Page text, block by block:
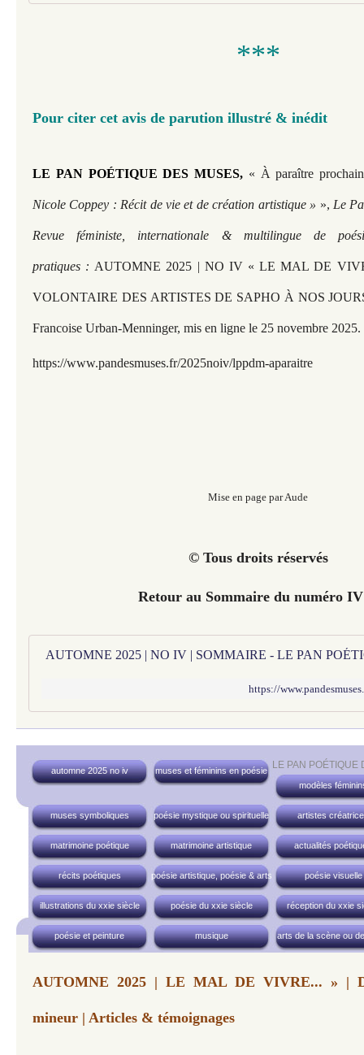
***
Pour citer cet avis de parution illustré & inédit
LE PAN POÉTIQUE DES MUSES, « À paraître
Nicole Coppey : Récit de vie et de création artistique » », Le
Revue féministe, internationale & multilingue de
pratiques : AUTOMNE 2025 | NO IV « LE MAL DE
VOLONTAIRE DES ARTISTES DE SAPHO À NOS
Francoise Urban-Menninger, mis en ligne le 25 novembre
https://www.pandesmuses.fr/2025noiv/lppdm-aparaitre
Mise en page par Aude
© Tous droits réservés
Retour au Sommaire du numéro
AUTOMNE 2025 | NO IV | SOMMAIRE - LE PAN
https://
LE PAN POÉTIQUE
automne 2025 no iv
muses et féminins en poésie
modèles
muses symboliques poésie mystique ou spirituelle artistes
matrimoine poétique matrimoine artistique actualités
récits poétiques poésie artistique, poésie & arts poésie visuelle
illustrations du xxie siècle poésie du xxie siècle réception du xxie
poésie et peinture musique arts de la scène ou
AUTOMNE 2025 | LE MAL DE VIVRE... » |
mineur | Articles & témoignages